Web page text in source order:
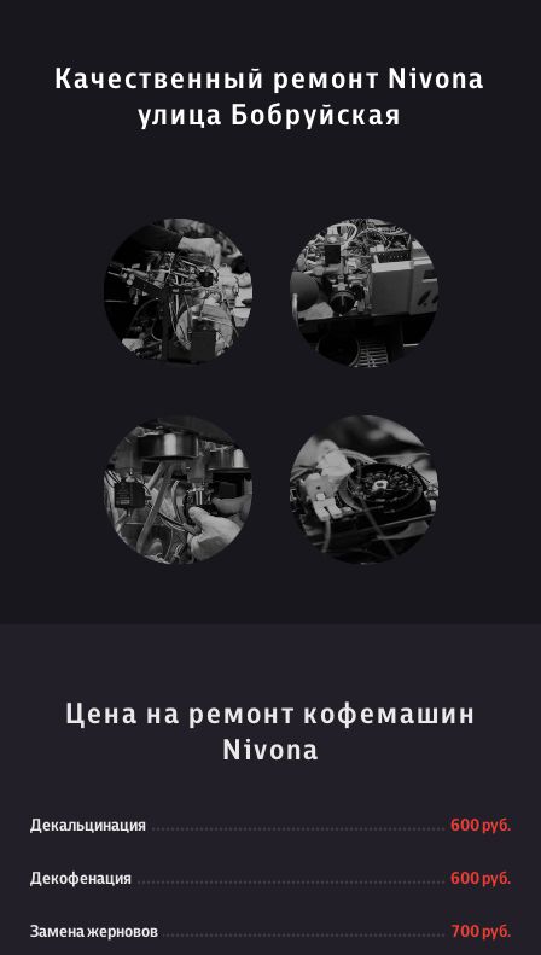
Качественный ремонт Nivona
улица Бобруйская
Цена на ремонт кофемашин
Nivona
Декальцинация 600 руб.
Декофенация 600 руб.
Замена жерновов 700 руб.